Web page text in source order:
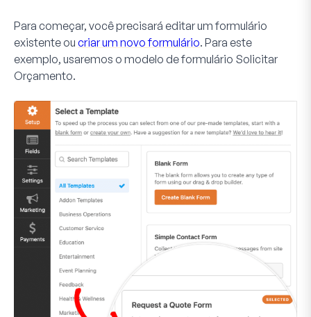
Para começar, você precisará editar um formulário
existente ou criar um novo formulário. Para este
exemplo, usaremos o modelo de formulário Solicitar
Orçamento.